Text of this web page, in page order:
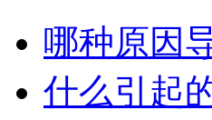
哪种原因
什么引起